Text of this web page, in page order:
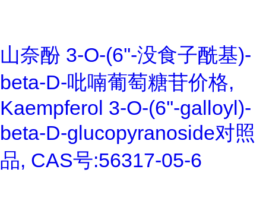
山奈酚 3-O-(6''-没食子酰基)-
beta-D-吡喃葡萄糖苷价格,
Kaempferol 3-O-(6''-galloyl)-
beta-D-glucopyranoside对照
品, CAS号:56317-05-6